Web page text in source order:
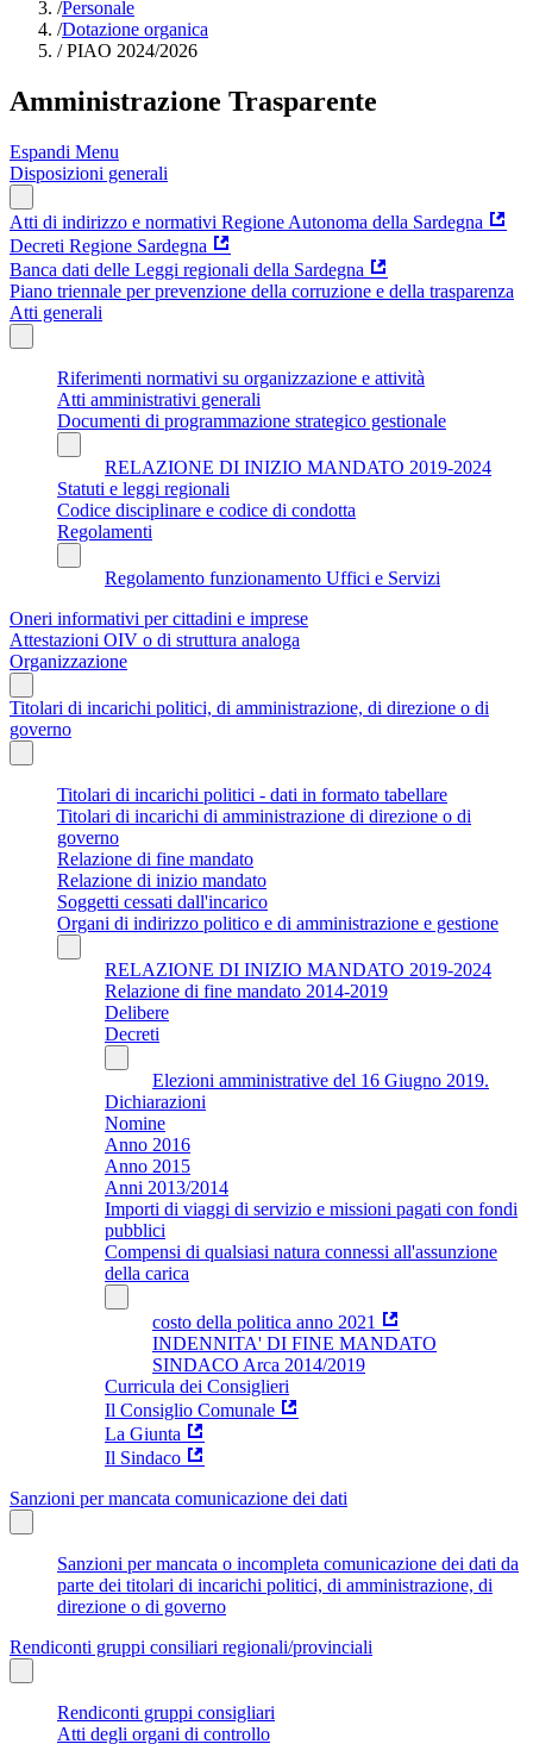
/Personale
/Dotazione organica
/PIAO 2024/2026
Amministrazione Trasparente
Espandi Menu
Disposizioni generali
Atti di indirizzo e normativi Regione Autonoma della Sardegna
Decreti Regione Sardegna
Banca dati delle Leggi regionali della Sardegna
Piano triennale per prevenzione della corruzione e della trasparenza
Atti generali
Riferimenti normativi su organizzazione e attività
Atti amministrativi generali
Documenti di programmazione strategico gestionale
RELAZIONE DI INIZIO MANDATO 2019-2024
Statuti e leggi regionali
Codice disciplinare e codice di condotta
Regolamenti
Regolamento funzionamento Uffici e Servizi
Oneri informativi per cittadini e imprese
Attestazioni OIV o di struttura analoga
Organizzazione
Titolari di incarichi politici, di amministrazione, di direzione o di
governo
Titolari di incarichi politici - dati in formato tabellare
Titolari di incarichi di amministrazione di direzione o di
governo
Relazione di fine mandato
Relazione di inizio mandato
Soggetti cessati dall'incarico
Organi di indirizzo politico e di amministrazione e gestione
RELAZIONE DI INIZIO MANDATO 2019-2024
Relazione di fine mandato 2014-2019
Delibere
Decreti
Elezioni amministrative del 16 Giugno 2019.
Dichiarazioni
Nomine
Anno 2016
Anno 2015
Anni 2013/2014
Importi di viaggi di servizio e missioni pagati con fondi
pubblici
Compensi di qualsiasi natura connessi all'assunzione
della carica
costo della politica anno 2021
INDENNITA' DI FINE MANDATO
SINDACO Arca 2014/2019
Curricula dei Consiglieri
Il Consiglio Comunale
La Giunta
Il Sindaco
Sanzioni per mancata comunicazione dei dati
Sanzioni per mancata o incompleta comunicazione dei dati da
parte dei titolari di incarichi politici, di amministrazione, di
direzione o di governo
Rendiconti gruppi consiliari regionali/provinciali
Rendiconti gruppi consigliari
Atti degli organi di controllo